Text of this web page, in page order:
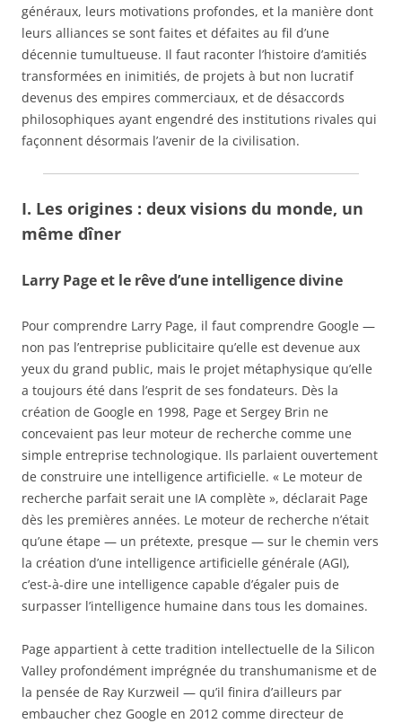
généraux, leurs motivations profondes, et la manière dont
leurs alliances se sont faites et défaites au fil d’une
décennie tumultueuse. Il faut raconter l’histoire d’amitiés
transformées en inimitiés, de projets à but non lucratif
devenus des empires commerciaux, et de désaccords
philosophiques ayant engendré des institutions rivales qui
façonnent désormais l’avenir de la civilisation.
I. Les origines : deux visions du monde, un
même dîner
Larry Page et le rêve d’une intelligence divine
Pour comprendre Larry Page, il faut comprendre Google —
non pas l’entreprise publicitaire qu’elle est devenue aux
yeux du grand public, mais le projet métaphysique qu’elle
a toujours été dans l’esprit de ses fondateurs. Dès la
création de Google en 1998, Page et Sergey Brin ne
concevaient pas leur moteur de recherche comme une
simple entreprise technologique. Ils parlaient ouvertement
de construire une intelligence artificielle. « Le moteur de
recherche parfait serait une IA complète », déclarait Page
dès les premières années. Le moteur de recherche n’était
qu’une étape — un prétexte, presque — sur le chemin vers
la création d’une intelligence artificielle générale (AGI),
c’est-à-dire une intelligence capable d’égaler puis de
surpasser l’intelligence humaine dans tous les domaines.
Page appartient à cette tradition intellectuelle de la Silicon
Valley profondément imprégnée du transhumanisme et de
la pensée de Ray Kurzweil — qu’il finira d’ailleurs par
embaucher chez Google en 2012 comme directeur de